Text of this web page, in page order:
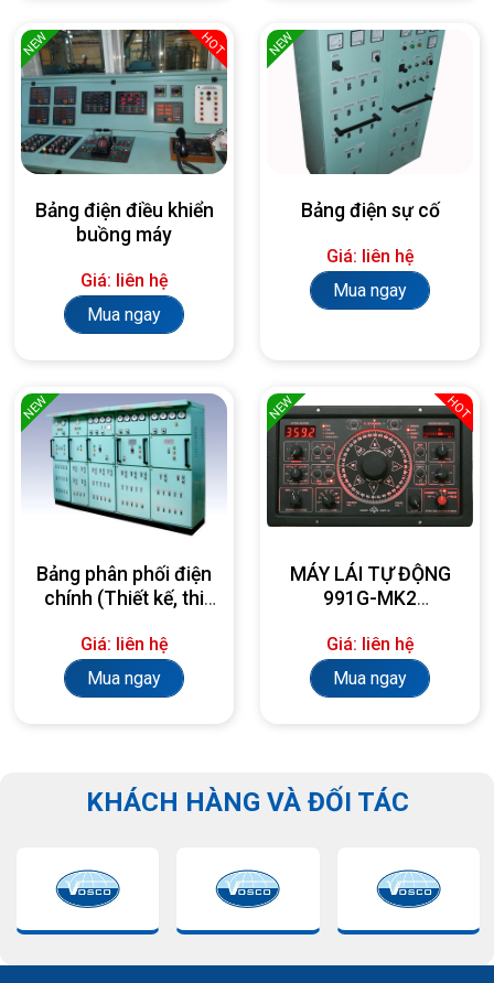
NEW HOT
Bảng điện điều khiển
buồng máy
Giá: liên hệ
Mua ngay
NEW
Bảng điện sự cố
Giá: liên hệ
Mua ngay
NEW
Bảng phân phối điện
chính (Thiết kế, thi
yêu cầu)
Giá: liên hệ
Mua ngay
NEW HOT
MÁY LÁI TỰ ĐỘNG
991G-MK2
Giá: liên hệ
Mua ngay
KHÁCH HÀNG VÀ ĐỐI TÁC